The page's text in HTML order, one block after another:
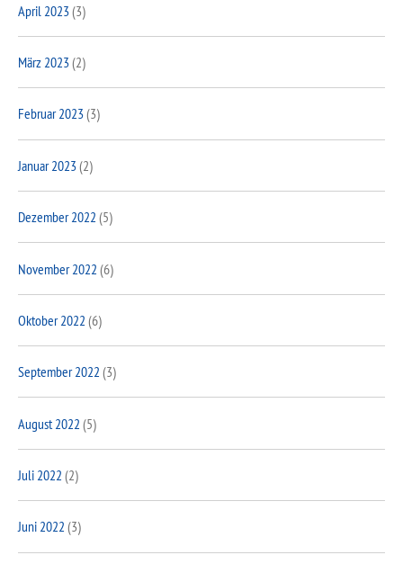
April 2023(3)
März 2023(2)
Februar 2023(3)
Januar 2023(2)
Dezember 2022 (5)
November 2022 (6)
Oktober 2022 (6)
September 2022 (3)
August 2022 (5)
Juli 2022 (2)
Juni 2022 (3)